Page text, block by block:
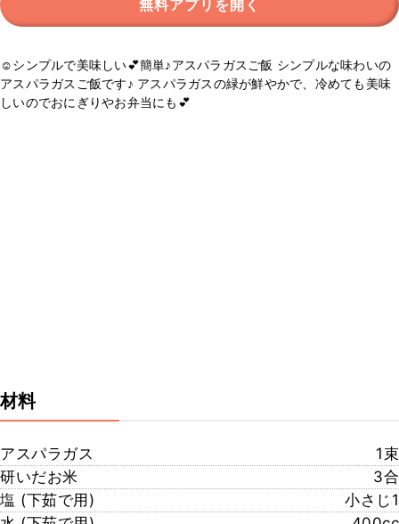
無料アプリを開く
☺️シンプルで美味しい💕簡単♪アスパラガスご飯 シンプルな味わいの
アスパラガスご飯です♪ アスパラガスの緑が鮮やかで、冷めても美味
しいのでおにぎりやお弁当にも💕
材料
アスパラガス
1束
研いだお米
3合
塩 (下茹で用)
小さじ1